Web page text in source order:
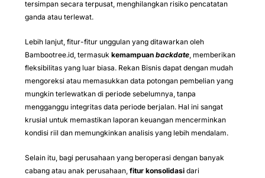
tersimpan secara terpusat, menghilangkan risiko pencatatan
ganda atau terlewat.
Lebih lanjut, fitur-fitur unggulan yang ditawarkan oleh
Bambootree.id, termasuk kemampuan backdate , memberikan
fleksibilitas yang luar biasa. Rekan Bisnis dapat dengan mudah
mengoreksi atau memasukkan data potongan pembelian yang
mungkin terlewatkan di periode sebelumnya, tanpa
mengganggu integritas data periode berjalan. Hal ini sangat
krusial untuk memastikan laporan keuangan mencerminkan
kondisi riil dan memungkinkan analisis yang lebih mendalam.
Selain itu, bagi perusahaan yang beroperasi dengan banyak
cabang atau anak perusahaan, fitur konsolidasi dari